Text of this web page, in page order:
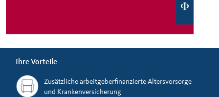
Ihre Vorteile
Zusätzliche arbeitgeberfinanzierte Altersvorsorge
und Krankenversicherung